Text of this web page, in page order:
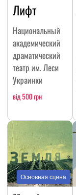
Лифт
Национальный
академический
драматический
театр им. Леси
Украинки
від 500 грн
Основная сцена